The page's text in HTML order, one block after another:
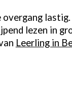
lezen in
Leerling in